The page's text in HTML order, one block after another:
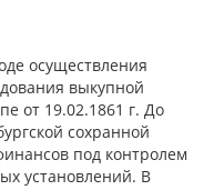
осуществления
выкупной
от 19.02.1861 г. До
сохранной
под контролем
установлений. В